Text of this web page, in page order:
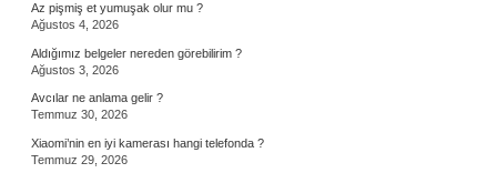
Az pişmiş et yumuşak olur mu ?
Ağustos 4, 2026
Aldığımız belgeler nereden görebilirim ?
Ağustos 3, 2026
Avcılar ne anlama gelir ?
Temmuz 30, 2026
Xiaomi’nin en iyi kamerası hangi telefonda ?
Temmuz 29, 2026